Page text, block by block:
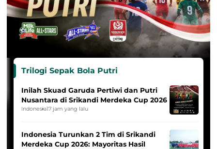
Trilogi Sepak Bola Putri
Inilah Skuad Garuda Pertiwi dan Putri
Nusantara di Srikandi Merdeka Cup 2026
Indonesia17 jam yang lalu
Indonesia Turunkan 2 Tim di Srikandi
Merdeka Cup 2026: Mayoritas Hasil